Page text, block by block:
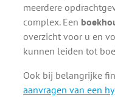
meerdere
complex. Een
overzicht voor u en
kunnen leiden tot
Ook bij belangrijke
aanvragen van een